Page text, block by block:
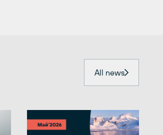
All news